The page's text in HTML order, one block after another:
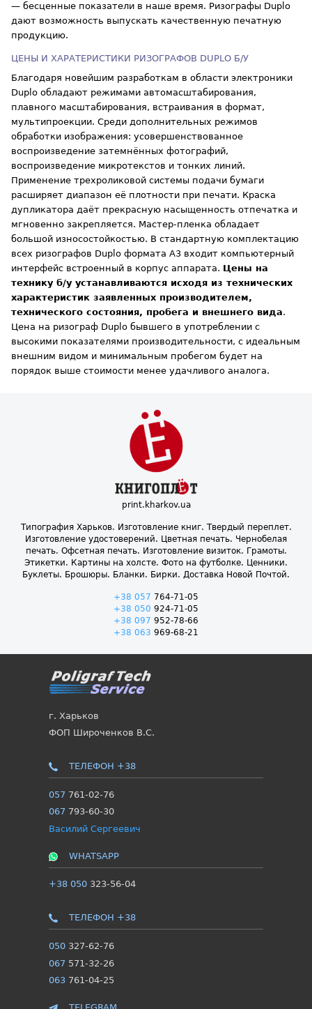
— бесценные показатели в наше время. Ризографы Duplo
дают возможность выпускать качественную печатную
продукцию.
ЦЕНЫ И ХАРАТЕРИСТИКИ РИЗОГРАФОВ DUPLO Б/У
Благодаря новейшим разработкам в области электроники
Duplo обладают режимами автомасштабирования,
плавного масштабирования, встраивания в формат,
мультипроекции. Среди дополнительных режимов
обработки изображения: усовершенствованное
воспроизведение затемнённых фотографий,
воспроизведение микротекстов и тонких линий.
Применение трехроликовой системы подачи бумаги
расширяет диапазон её плотности при печати. Краска
дупликатора даёт прекрасную насыщенность отпечатка и
мгновенно закрепляется. Мастер-пленка обладает
большой износостойкостью. В стандартную комплектацию
всех ризографов Duplo формата A3 входит компьютерный
интерфейс встроенный в корпус аппарата. Цены на
технику б/у устанавливаются исходя из технических
характеристик заявленных производителем,
технического состояния, пробега и внешнего вида.
Цена на ризограф Duplo бывшего в употреблении с
высокими показателями производительности, с идеальным
внешним видом и минимальным пробегом будет на
порядок выше стоимости менее удачливого аналога.
print.kharkov.ua
Типография Харьков. Изготовление книг. Твердый переплет.
Изготовление удостоверений. Цветная печать. Чернобелая
печать. Офсетная печать. Изготовление визиток. Грамоты.
Этикетки. Картины на холсте. Фото на футболке. Ценники.
Буклеты. Брошюры. Бланки. Бирки. Доставка Новой Почтой.
+38 057 764-71-05
+38 050 924-71-05
+38 097 952-78-66
+38 063 969-68-21
г. Харьков
ФОП Широченков В.С.
ТЕЛЕФОН +38
057 761-02-76
067 793-60-30
Василий Сергеевич
WHATSAPP
+38 050323-56-04
ТЕЛЕФОН +38
050327-62-76
067 571-32-26
063761-04-25